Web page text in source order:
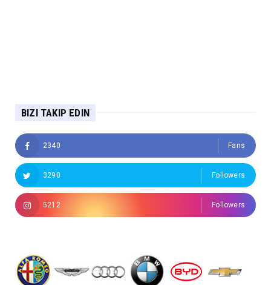
BIZI TAKIP EDIN
2340 Fans
3290 Followers
5212 Followers